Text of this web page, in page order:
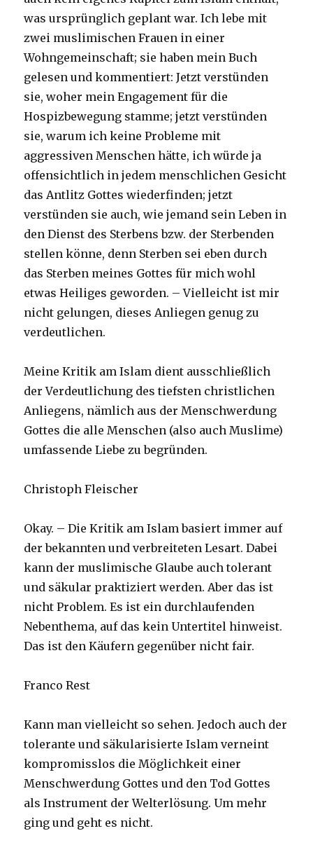
was ursprünglich geplant war. Ich lebe mit
zwei muslimischen Frauen in einer
Wohngemeinschaft; sie haben mein Buch
gelesen und kommentiert: Jetzt verstünden
sie, woher mein Engagement für die
Hospizbewegung stamme; jetzt verstünden
sie, warum ich keine Probleme mit
aggressiven Menschen hätte, ich würde ja
offensichtlich in jedem menschlichen Gesicht
das Antlitz Gottes wiederfinden; jetzt
verstünden sie auch, wie jemand sein Leben in
den Dienst des Sterbens bzw. der Sterbenden
stellen könne, denn Sterben sei eben durch
das Sterben meines Gottes für mich wohl
etwas Heiliges geworden. – Vielleicht ist mir
nicht gelungen, dieses Anliegen genug zu
verdeutlichen.
Meine Kritik am Islam dient ausschließlich
der Verdeutlichung des tiefsten christlichen
Anliegens, nämlich aus der Menschwerdung
Gottes die alle Menschen (also auch Muslime)
umfassende Liebe zu begründen.
Christoph Fleischer
Okay. – Die Kritik am Islam basiert immer auf
der bekannten und verbreiteten Lesart. Dabei
kann der muslimische Glaube auch tolerant
und säkular praktiziert werden. Aber das ist
nicht Problem. Es ist ein durchlaufenden
Nebenthema, auf das kein Untertitel hinweist.
Das ist den Käufern gegenüber nicht fair.
Franco Rest
Kann man vielleicht so sehen. Jedoch auch der
tolerante und säkularisierte Islam verneint
kompromisslos die Möglichkeit einer
Menschwerdung Gottes und den Tod Gottes
als Instrument der Welterlösung. Um mehr
ging und geht es nicht.